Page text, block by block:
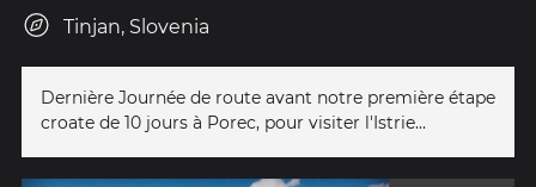
Tinjan, Slovenia
Dernière Journée de route avant notre première étape
croate de 10 jours à Porec, pour visiter l'Istrie...